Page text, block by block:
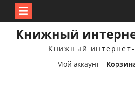
Книжный
Книжный интернет-
Мой аккаунт